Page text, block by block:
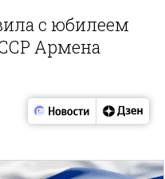
с юбилеем
Армена